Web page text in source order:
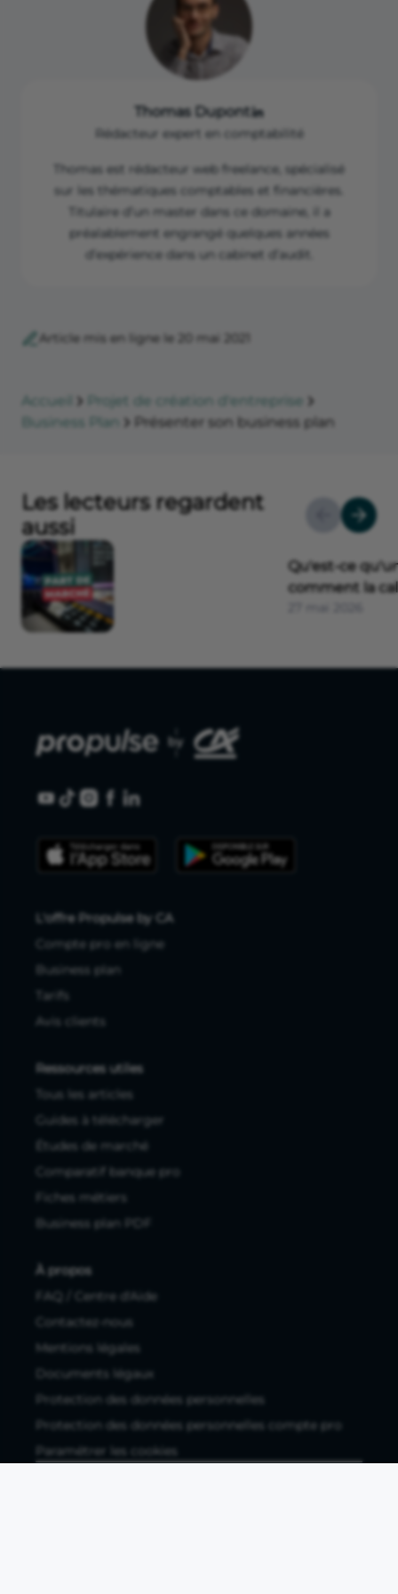
Thomas Dupont
Rédacteur expert en comptabilité
Thomas est rédacteur web freelance, spécialisé
sur les thématiques comptables et financières.
Titulaire d’un master dans ce domaine, il a
préalablement engrangé quelques années
d’expérience dans un cabinet d’audit.
Article mis en ligne le 20 mai 2021
Accueil
Projet de création d'entreprise
Business Plan
Présenter son business plan
Les lecteurs regardent
aussi
Qu'est-ce
comment la
L'offre Propulse by CA
Compte pro en ligne
Business plan
Tarifs
Avis clients
Ressources utiles
Tous les articles
Guides à télécharger
Études de marché
Comparatif banque pro
Fiches métiers
Business plan PDF
À propos
FAQ / Centre d'Aide
Contactez-nous
Mentions légales
Documents légaux
Protection des données personnelles
Protection des données personnelles compte pro
Paramétrer les cookies